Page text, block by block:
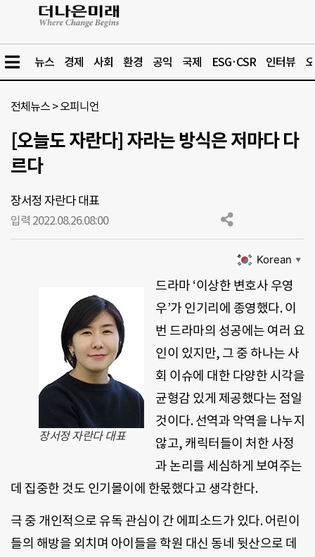
뉴스 경제 사회 환경 공익 국제 ESG·CSR 인터뷰
전체뉴스 >오피니언
[오늘도 자란다] 자라는 방식은 저마다 다
르다
장서정 자란다 대표
입력 2022.08.26.08:00
Korean ▼
장서정 자란다 대표
드라마 ‘이상한 변호사 우영
우’가 인기리에 종영했다. 이
번 드라마의 성공에는 여러 요
인이 있지만, 그 중 하나는 사
회 이슈에 대한 다양한 시각을
균형감 있게 제공했다는 점일
것이다. 선역과 악역을 나누지
않고, 캐릭터들이 처한 사정
과 논리를 세심하게 보여주는
데 집중한 것도 인기몰이에 한몫했다고 생각한다.
극 중 개인적으로 유독 관심이 간 에피소드가 있다. 어린이
들의 해방을 외치며 아이들을 학원 대신 동네 뒷산으로 데